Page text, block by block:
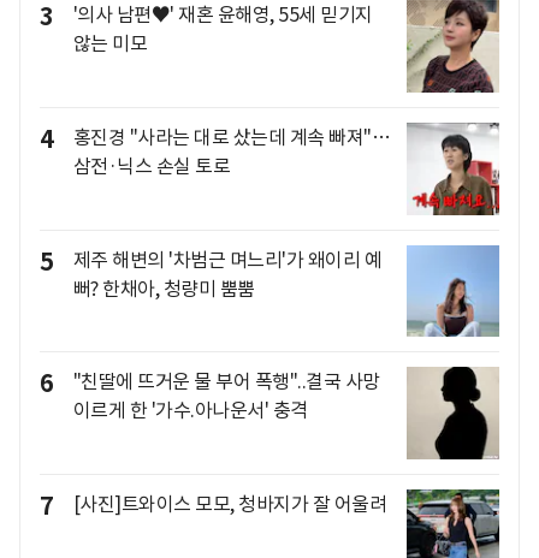
3
'의사 남편♥' 재혼 윤해영, 55세 믿기지
않는 미모
4
홍진경 "사라는 대로 샀는데 계속 빠져"…
삼전·닉스 손실 토로
5
제주 해변의 '차범근 며느리'가 왜이리 예
뻐? 한채아, 청량미 뿜뿜
6
"친딸에 뜨거운 물 부어 폭행"..결국 사망
이르게 한 '가수.아나운서' 충격
7 [사진]트와이스 모모, 청바지가 잘 어울려